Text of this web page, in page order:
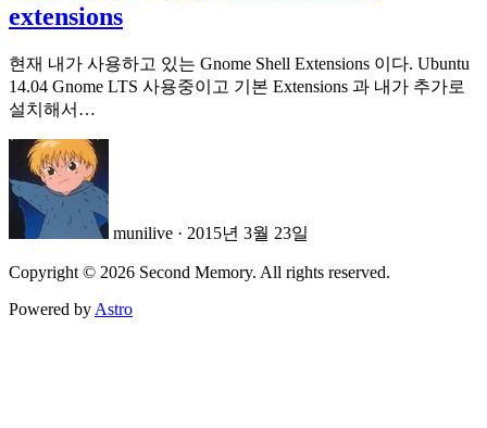
extensions
현재 내가 사용하고 있는 Gnome Shell Extensions 이다. Ubuntu
14.04 Gnome LTS 사용중이고 기본 Extensions 과 내가 추가로
설치해서…
munilive · 2015년 3월 23일
Copyright © 2026 Second Memory. All rights reserved.
Powered by Astro